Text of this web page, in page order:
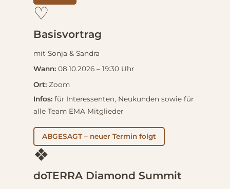
♡
Basisvortrag
mit Sonja & Sandra
Wann:08.10.2026 – 19:30 Uhr
Ort:Zoom
Infos:für Interessenten, Neukunden sowie für
alle Team EMA Mitglieder
ABGESAGT – neuer Termin folgt
❖
doTERRA Diamond Summit